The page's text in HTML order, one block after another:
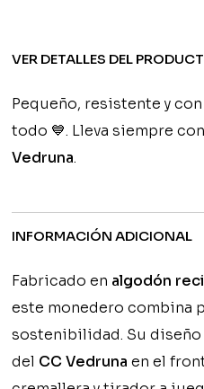
VER DETALLES DEL
Pequeño, resistente y
todo 💙. Lleva siempre
Vedruna.
INFORMACIÓN ADICIONAL
Fabricado en algodón
este monedero combina
sostenibilidad. Su
del CC Vedruna en el